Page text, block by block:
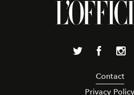
Contact
Privacy Policy